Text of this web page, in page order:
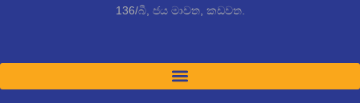
136/බී, ජය මාවත, කඩවත.